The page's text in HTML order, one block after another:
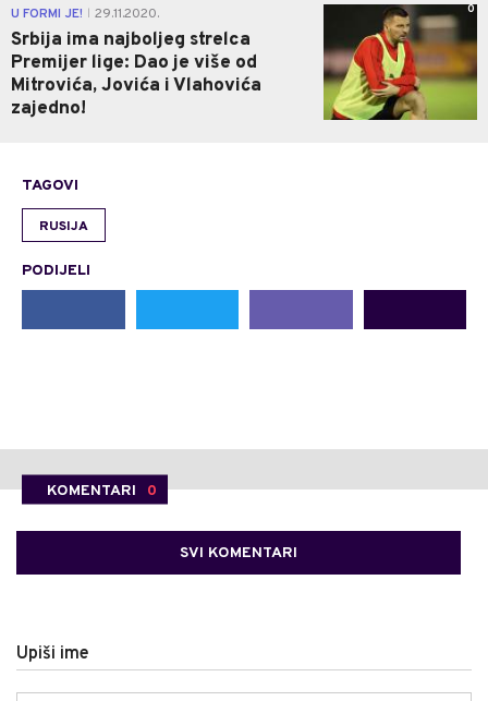
U FORMI JE! 29.11.2020.
Srbija ima najboljeg strelca
Premijer lige: Dao je više od
Mitrovića, Jovića i Vlahovića
zajedno!
0
TAGOVI
RUSIJA
PODIJELI
KOMENTARI 0
SVI KOMENTARI
Upiši ime